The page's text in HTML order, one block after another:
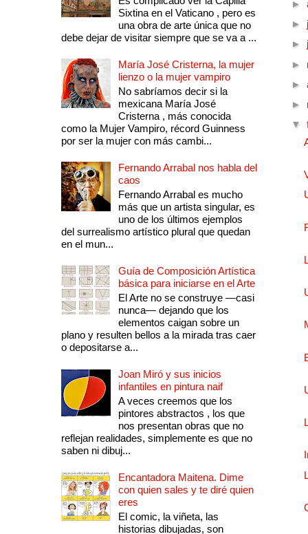
Sixtina en el Vaticano , pero es
una obra de arte única que no
debe dejar de visitar siempre que se va a ...
María José Cristerna, la mujer
lienzo o la mujer vampiro
No sabríamos decir si la
mexicana María José
Cristerna , más conocida
como la Mujer Vampiro, récord Guinness
por ser la mujer con más cambi...
Fernando Arrabal nos habla del
caos
Fernando Arrabal es mucho
más que un artista singular, es
uno de los últimos ejemplos
del surrealismo artístico plural que quedan
en el mun...
Guía de Composición Artística
básica para iniciarse en el Arte
El Arte no se construye —casi
nunca— dejando que los
elementos caigan sobre un
plano y resulten bellos a la mirada tras caer
o depositarse a...
Joan Miró y sus inicios
infantiles en pintura naif
A veces creemos que los
pintores abstractos , los que
nos presentan obras que no
reflejan realidades, simplemente es que no
saben ni dibuj...
Encantadora Maitena. Dime
con quien sales y te diré quien
eres
El comic, la viñeta, las
historias dibujadas, son
►
►
►
►
►
►
▼